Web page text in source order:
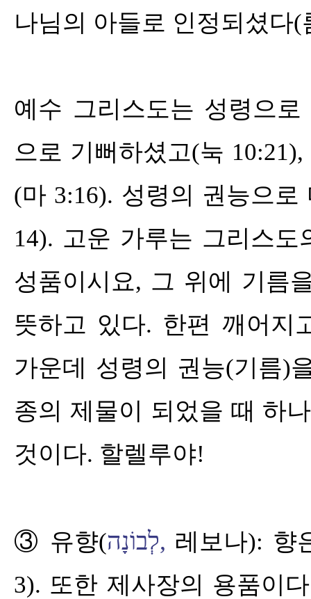
나님의 아들로 인정되셨다(
예수 그리스도는 성령으로
으로 기뻐하셨고(눅 10:21),
(마 3:16). 성령의 권능으로
14). 고운 가루는 그리스
성품이시요, 그 위에 기름
뜻하고 있다. 한편 깨어지
가운데 성령의 권능(기름)
종의 제물이 되었을 때 하
것이다. 할렐루야!
③ 유향(לְבוֹנָה, 레보나): 향
3). 또한 제사장의 용품이다